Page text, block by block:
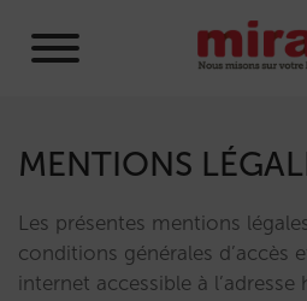
MENTIONS
Les présentes mentions
conditions générales d’accès
internet accessible à